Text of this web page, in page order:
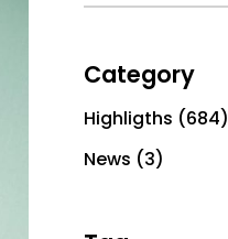
Category
Highligths (684)
News (3)